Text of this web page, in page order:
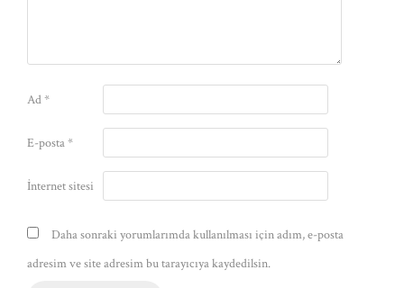
Ad*
E-posta*
İnternet sitesi
Daha sonraki yorumlarımda kullanılması için adım, e-posta
adresim ve site adresim bu tarayıcıya kaydedilsin.